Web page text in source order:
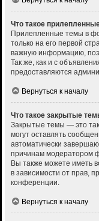
Что такое
Прилепленные темы в
только на его первой
важную информацию,
Так же, как и с
предоставляются
Вернуться к началу
Что такое закрытые
Закрытые темы — это
могут оставлять
автоматически
причинам модератором
Вы также можете иметь
в зависимости от прав,
конференции.
Вернуться к началу